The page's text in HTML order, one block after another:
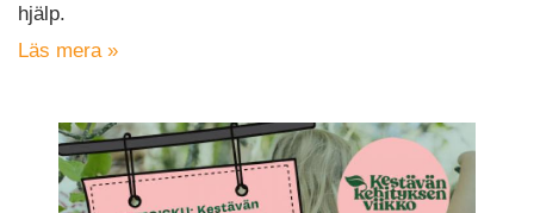
hjälp.
Läs mera »